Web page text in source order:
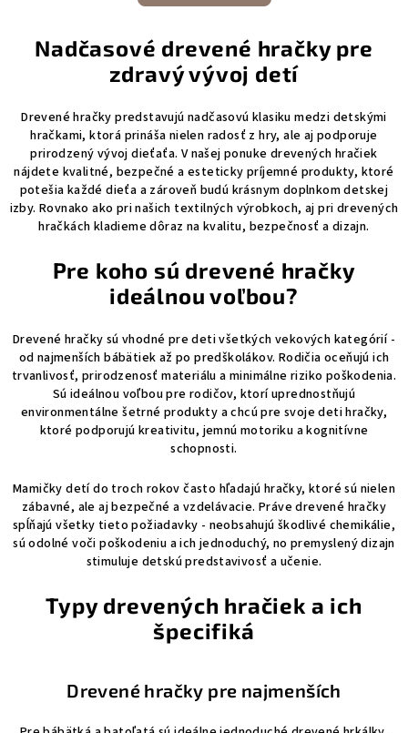
Nadčasové drevené hračky pre
zdravý vývoj detí
Drevené hračky predstavujú nadčasovú klasiku medzi detskými
hračkami, ktorá prináša nielen radosť z hry, ale aj podporuje
prirodzený vývoj dieťaťa. V našej ponuke drevených hračiek
nájdete kvalitné, bezpečné a esteticky príjemné produkty, ktoré
potešia každé dieťa a zároveň budú krásnym doplnkom detskej
izby. Rovnako ako pri našich textilných výrobkoch, aj pri drevených
hračkách kladieme dôraz na kvalitu, bezpečnosť a dizajn.
Pre koho sú drevené hračky
ideálnou voľbou?
Drevené hračky sú vhodné pre deti všetkých vekových kategórií -
od najmenších bábätiek až po predškolákov. Rodičia oceňujú ich
trvanlivosť, prirodzenosť materiálu a minimálne riziko poškodenia.
Sú ideálnou voľbou pre rodičov, ktorí uprednostňujú
environmentálne šetrné produkty a chcú pre svoje deti hračky,
ktoré podporujú kreativitu, jemnú motoriku a kognitívne
schopnosti.
Mamičky detí do troch rokov často hľadajú hračky, ktoré sú nielen
zábavné, ale aj bezpečné a vzdelávacie. Práve drevené hračky
spĺňajú všetky tieto požiadavky - neobsahujú škodlivé chemikálie,
sú odolné voči poškodeniu a ich jednoduchý, no premyslený dizajn
stimuluje detskú predstavivosť a učenie.
Typy drevených hračiek a ich
špecifiká
Drevené hračky pre najmenších